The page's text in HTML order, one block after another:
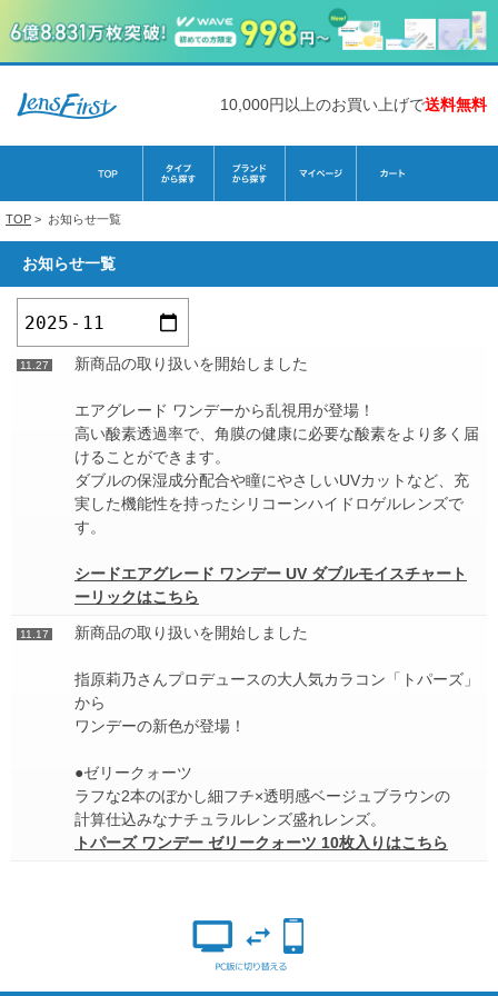
10,000円以上のお買い上げで送料無料
TOP > お知らせ一覧
お知らせ一覧
11.27 新商品の取り扱いを開始しました
エアグレード ワンデーから乱視用が登場！
高い酸素透過率で、角膜の健康に必要な酸素をより多く届
けることができます。
ダブルの保湿成分配合や瞳にやさしいUVカットなど、充
実した機能性を持ったシリコーンハイドロゲルレンズで
す。
シードエアグレード ワンデー UV ダブルモイスチャート
ーリックはこちら
11.17 新商品の取り扱いを開始しました
指原莉乃さんプロデュースの大人気カラコン「トパーズ」
から
ワンデーの新色が登場！
●ゼリークォーツ
ラフな2本のぼかし細フチ×透明感ベージュブラウンの
計算仕込みなナチュラルレンズ盛れレンズ。
トパーズ ワンデー ゼリークォーツ 10枚入りはこちら